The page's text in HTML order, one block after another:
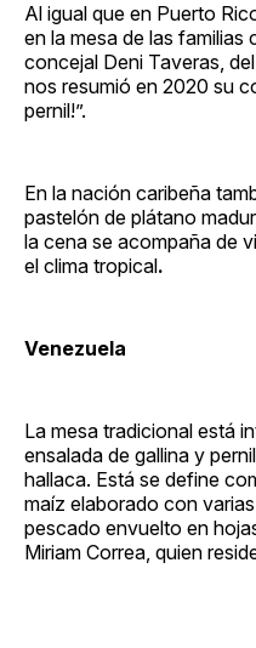
Al igual que en Puerto
en la mesa de las familias
concejal Deni Taveras,
nos resumió en 2020 su
pernil!”.
En la nación caribeña
pastelón de plátano
la cena se acompaña de
el clima tropical.
Venezuela
La mesa tradicional está
ensalada de gallina y
hallaca. Está se define
maíz elaborado con
pescado envuelto en
Miriam Correa, quien